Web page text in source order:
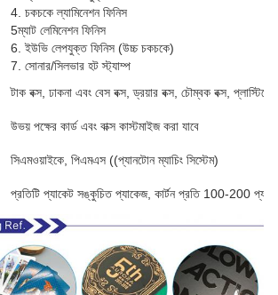
4. চকচকে ল্যামিনেশন ফিনিস
5ম্যাট লেমিনেশন ফিনিস
6. ইউভি লেপযুক্ত ফিনিস (উচ্চ চকচকে)
7. সোনার/সিলভার হট স্ট্যাম্প
টাক বক্স, ঢাকনা এবং বেস বক্স, ড্রয়ার বক্স, চৌম্বক বক্স,
উভয় পক্ষের কার্ড এবং বাক্স কাস্টমাইজ করা যাবে
সিএমওয়াইকে, পিএমএস ((প্যানটোন ম্যাচিং সিস্টেম)
প্রতিটি প্যাকেট সঙ্কুচিত প্যাকেজ, কার্টন প্রতি 100-200